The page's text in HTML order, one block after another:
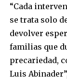
“Cada
se trata solo
devolver
familias que
precariedad,
Luis